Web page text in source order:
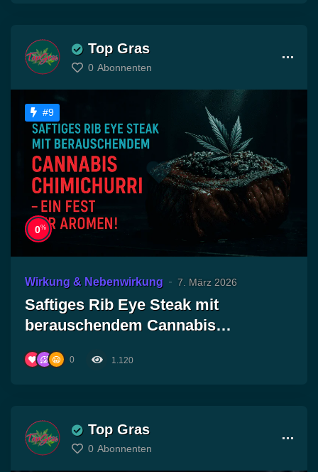
Top Gras
0 Abonnenten
#9
0%
Wirkung & Nebenwirkung 7. März 2026
Saftiges Rib Eye Steak mit
berauschendem Cannabis
0 1.120
Top Gras
0 Abonnenten